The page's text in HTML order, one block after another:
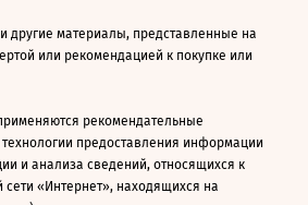
другие материалы, представленные на
или рекомендацией к покупке или
рекомендательные
предоставления информации
и анализа сведений, относящихся к
«Интернет», находящихся на